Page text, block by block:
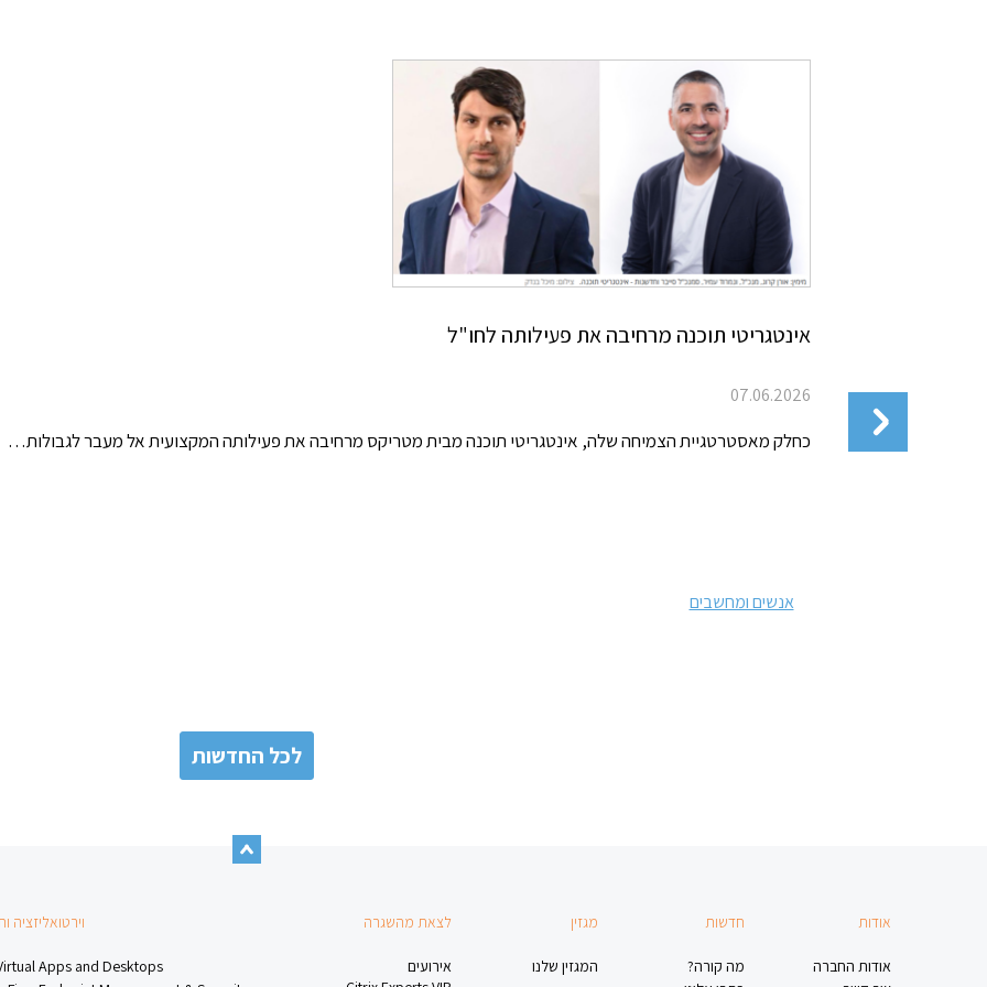
אינטגריטי תוכנה מרחיבה את פעילותה לחו"ל
07.06.2026
כחלק מאסטרטגיית הצמיחה שלה, אינטגריטי תוכנה מבית מטריקס מרחיבה את פעילותה המקצועית אל מעבר לגבולות…
אנשים ומחשבים
לכל החדשות
אודות
אודות החברה
חדשות
מה קורה?
מגזין
המגזין שלנו
לצאת מהשגרה
אירועים
וירטואליזציה
Apps and Desktops